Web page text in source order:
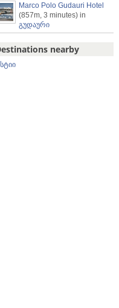
Marco Polo Gudauri Hotel
(857m, 3 minutes) in
გუდაური
nearby